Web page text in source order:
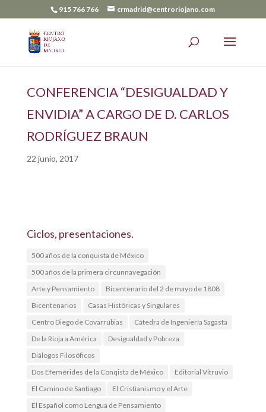
915 766 766 crmadrid@centroriojano.com
CONFERENCIA “DESIGUALDAD Y
ENVIDIA” A CARGO DE D. CARLOS
RODRÍGUEZ BRAUN
22 junio, 2017
Ciclos, presentaciones.
500 años de la conquista de México
500 años de la primera circunnavegación
Arte y Pensamiento
Bicentenario del 2 de mayo de 1808
Bicentenarios
Casas Históricas y Singulares
Centro Diego de Covarrubias
Cátedra de Ingeniería Sagasta
De la Rioja a América
Desigualdad y Pobreza
Diálogos Filosóficos
Dos Efemérides de la Conqista de México
Editorial Vitruvio
El Camino de Santiago
El Cristianismo y el Arte
El Español como Lengua de Pensamiento